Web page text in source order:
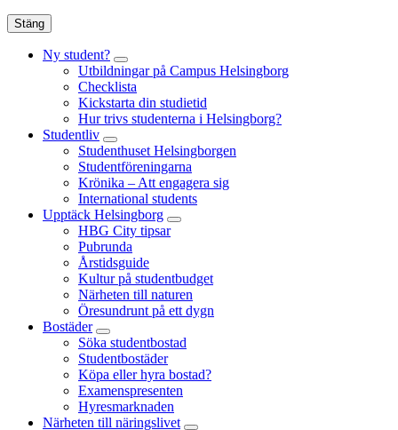
Stäng
Ny student?
Utbildningar på Campus Helsingborg
Checklista
Kickstarta din studietid
Hur trivs studenterna i Helsingborg?
Studentliv
Studenthuset Helsingborgen
Studentföreningarna
Krönika – Att engagera sig
International students
Upptäck Helsingborg
HBG City tipsar
Pubrunda
Årstidsguide
Kultur på studentbudget
Närheten till naturen
Öresundrunt på ett dygn
Bostäder
Söka studentbostad
Studentbostäder
Köpa eller hyra bostad?
Examenspresenten
Hyresmarknaden
Närheten till näringslivet